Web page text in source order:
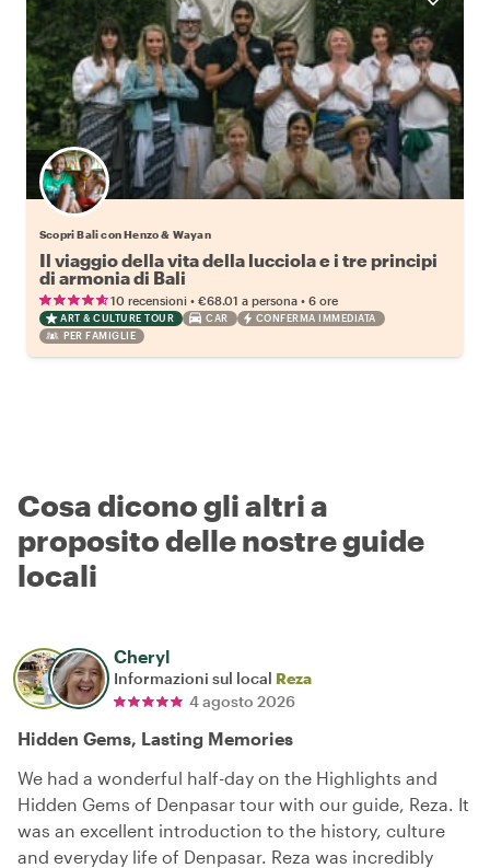
Scopri Bali con Henzo & Wayan
Il viaggio della vita della lucciola e i tre principi
di armonia di Bali
10 recensioni • €68.01 a persona • 6 ore
ART & CULTURE TOUR CAR
CONFERMA IMMEDIATA
PER FAMIGLIE
Cosa dicono gli altri a
proposito delle nostre guide
locali
Cheryl
Informazioni sul local Reza
4 agosto 2026
Hidden Gems, Lasting Memories
We had a wonderful half-day on the Highlights and
Hidden Gems of Denpasar tour with our guide, Reza. It
was an excellent introduction to the history, culture
and everyday life of Denpasar. Reza was incredibly